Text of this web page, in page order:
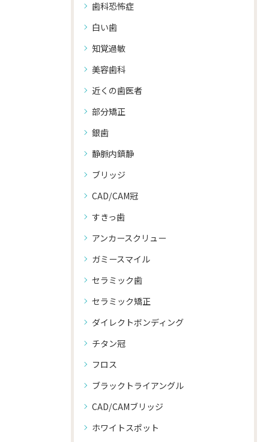
歯科恐怖症
白い歯
知覚過敏
美容歯科
近くの歯医者
部分矯正
銀歯
静脈内鎮静
ブリッジ
CAD/CAM冠
すきっ歯
アンカースクリュー
ガミースマイル
セラミック歯
セラミック矯正
ダイレクトボンディング
チタン冠
フロス
ブラックトライアングル
CAD/CAMブリッジ
ホワイトスポット